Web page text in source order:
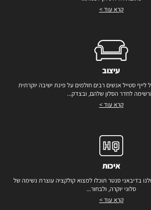
קרא עוד >
עיצוב
לייף סטייל אנשים רבים חולמים על פינת ישיבה יוקרתית
לחדר הסלון שלהם, ובצדק...
קרא עוד >
איכות
בדיבאני סנטר תוכלו למצוא קולקציה עוצרת נשימה של
סלוני יוקרה, ולבחור...
קרא עוד >